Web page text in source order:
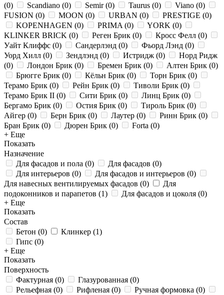
(0) Scandiano (0) Semir(0) Taurus (0) Viano (0)
FUSION (0) MOON (0) URBAN (0) PRESTIGE (0)
KOPENHAGEN (0) PRIMA (0) YORK (0)
KLINKER BRICK (0) Реген Брик (0) Кросс Фелл (0)
Уайт Клиффс (0) Сандерлэнд (0) Фьорд Лэнд (0)
Уорд Хилл (0) Зендлэнд (0) Истридж (0)
Норд Ридж
(0) Лондон Брик (0) Бремен Брик (0) Алтен Брик (0)
Брюгге Брик (0) Кёльн Брик (0) Торн Брик (0)
Терамо Брик (0) Рейн Брик (0) Тиволи Брик (0)
Терамо Брик II (0) Сити Брик (0) Линц Брик (0)
Бергамо Брик (0) Остия Брик (0) Тироль Брик (0)
Айгер (0) Берн Брик (0) Лаутер (0) Ринн Брик (0)
Бран Брик (0) Дюрен Брик (0) Forta (0)
+ Еще
Показать
Назначение
Для фасадов и пола (0) Для фасадов (0)
Для интерьеров (0) Для фасадов и интерьеров (0)
Для навесных вентилируемых фасадов (0)
Для
подоконников и парапетов (1) Для фасадов и цоколя (0)
+ Еще
Показать
Состав
Бетон (0) Клинкер (1)
Гипс (0)
+ Еще
Показать
Поверхность
Фактурная (0) Глазурованная (0)
Рельефная (0) Рифленая (0) Ручная формовка (0)